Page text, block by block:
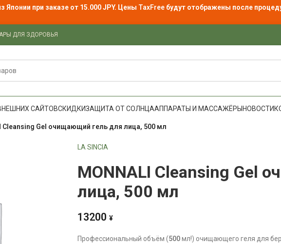
Японии при заказе от 15.000 JPY. Цены TaxFree будут отображены после
ДЛЯ ЗДОРОВЬЯ
САЙТОВСКИДКИЗАЩИТА ОТ СОЛНЦААППАРАТЫ И МАССАЖЁРЫНОВОСТИ
Cleansing Gel очищающий гель для лица, 500 мл
LA SINCIA
MONNALI Cleansing Gel
лица, 500 мл
13200¥
Профессиональный объём (500мл!) очищающего геля для